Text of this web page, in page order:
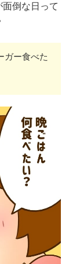
倒な日って
ガー食べた